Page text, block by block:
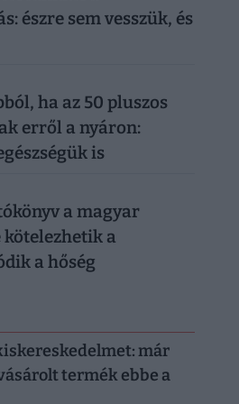
észre sem vesszük, és
ha az 50 pluszos
erről a nyáron:
is
a magyar
kötelezhetik a
a hőség
már
termék ebbe a